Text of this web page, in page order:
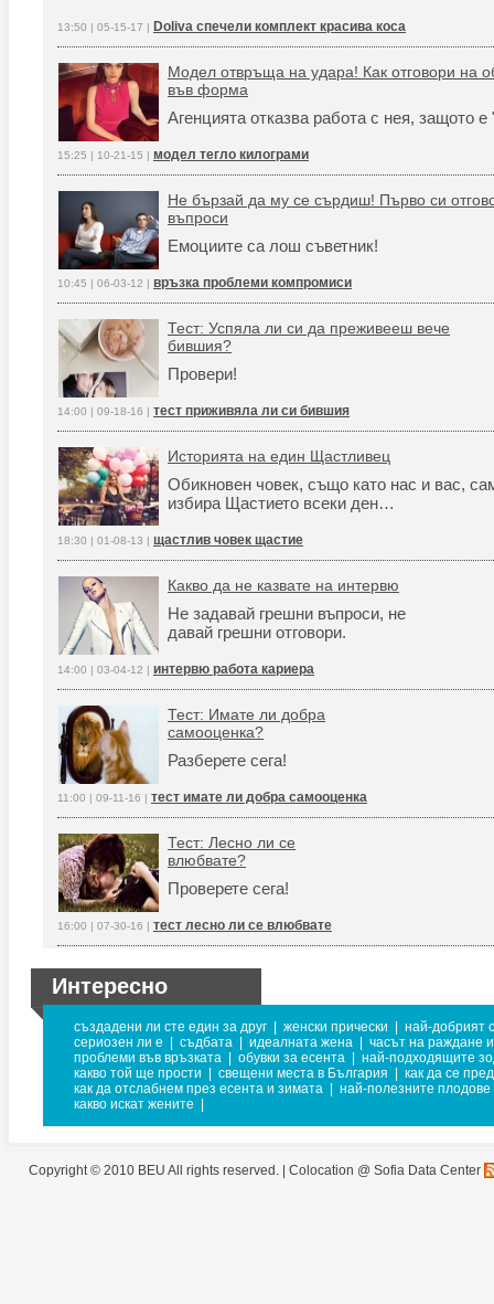
13:50 | 05-15-17 | Doliva спечели комплект красива коса
Модел отвръща на удара! Как отговори на
във форма
Агенцията отказва работа с нея, защото е
15:25 | 10-21-15 | модел тегло килограми
Не бързай да му се сърдиш! Първо си
въпроси
Емоциите са лош съветник!
10:45 | 06-03-12 | връзка проблеми компромиси
Тест: Успяла ли си да преживееш вече
бившия?
Провери!
14:00 | 09-18-16 | тест приживяла ли си бившия
Историята на един Щастливец
Обикновен човек, също като нас и вас,
избира Щастието всеки ден…
18:30 | 01-08-13 | щастлив човек щастие
Какво да не казвате на интервю
Не задавай грешни въпроси, не
давай грешни отговори.
14:00 | 03-04-12 | интервю работа кариера
Тест: Имате ли добра
самооценка?
Разберете сега!
11:00 | 09-11-16 | тест имате ли добра самооценка
Тест: Лесно ли се
влюбвате?
Проверете сега!
16:00 | 07-30-16 | тест лесно ли се влюбвате
Интересно
създадени ли сте един за друг женски прически
най-добрият
сериозен ли е
съдбата идеалната жена
часът на раждане
проблеми във връзката
обувки за есента
най-подходящите
какво той ще прости
свещени места в България
как да се
как да отслабнем през есента и зимата
най-полезните плодове
какво искат жените
Copyright © 2010 BEU All rights reserved. | Colocation @ Sofia Data Center